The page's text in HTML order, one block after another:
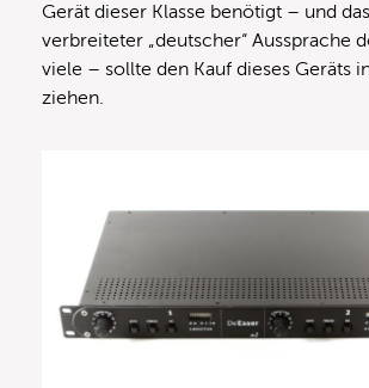
Gerät dieser Klasse benötigt – und
verbreiteter „deutscher“ Aussprache
viele – sollte den Kauf dieses Geräts
ziehen.